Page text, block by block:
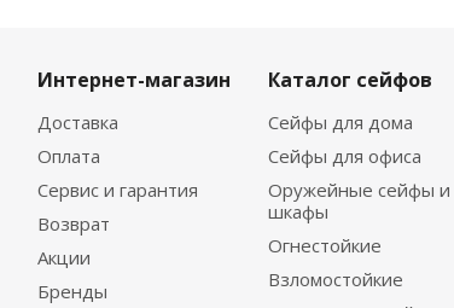
Интернет-магазин
Доставка
Оплата
Сервис и гарантия
Возврат
Акции
Бренды
Каталог сейфов
Сейфы для дома
Сейфы для офиса
Оружейные сейфы и
шкафы
Огнестойкие
Взломостойкие